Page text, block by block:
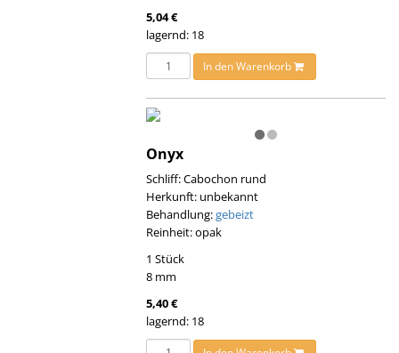
5,04 €
lagernd: 18
In den Warenkorb
Onyx
Schliff: Cabochon rund
Herkunft: unbekannt
Behandlung:gebeizt
Reinheit: opak
1 Stück
8 mm
5,40 €
lagernd: 18